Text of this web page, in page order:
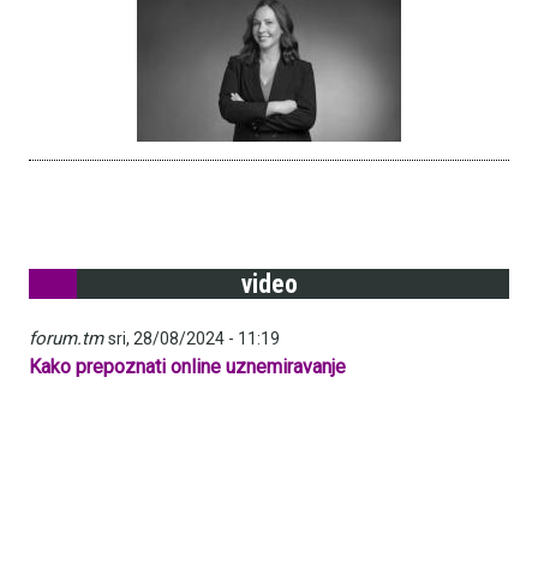
video
forum.tm sri, 28/08/2024 - 11:19
Kako prepoznati online uznemiravanje